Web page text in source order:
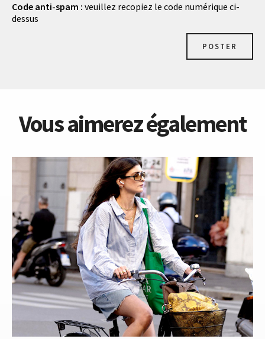
Code anti-spam : veuillez recopiez le code numérique ci-
dessus
POSTER
Vous aimerez également